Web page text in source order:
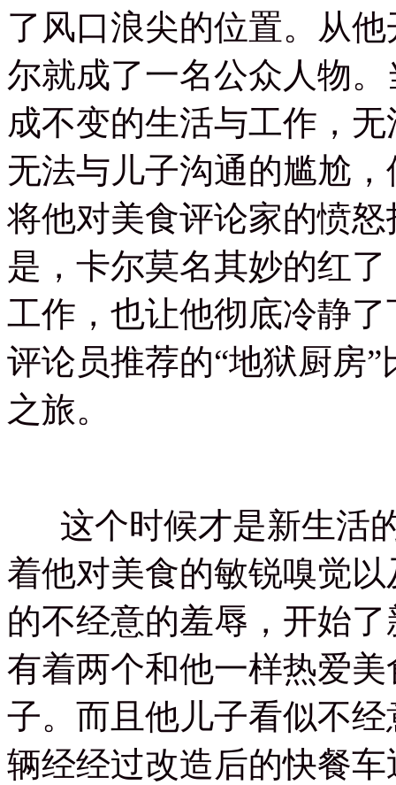
了风口浪尖的位置。从
尔就成了一名公众人物
成不变的生活与工作，
无法与儿子沟通的尴尬
将他对美食评论家的愤
是，卡尔莫名其妙的红
工作，也让他彻底冷静
评论员推荐的“地狱厨房
之旅。
这个时候才是新生活
着他对美食的敏锐嗅觉
的不经意的羞辱，开始
有着两个和他一样热爱
子。而且他儿子看似不
辆经经过改造后的快餐